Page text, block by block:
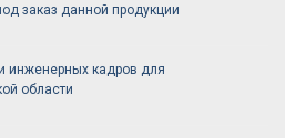
заказ данной продукции
инженерных кадров для
области